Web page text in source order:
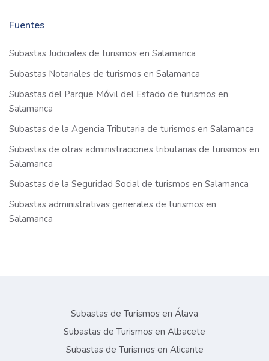
Fuentes
Subastas Judiciales de turismos en Salamanca
Subastas Notariales de turismos en Salamanca
Subastas del Parque Móvil del Estado de turismos en
Salamanca
Subastas de la Agencia Tributaria de turismos en Salamanca
Subastas de otras administraciones tributarias de turismos en
Salamanca
Subastas de la Seguridad Social de turismos en Salamanca
Subastas administrativas generales de turismos en
Salamanca
Subastas de Turismos en Álava
Subastas de Turismos en Albacete
Subastas de Turismos en Alicante